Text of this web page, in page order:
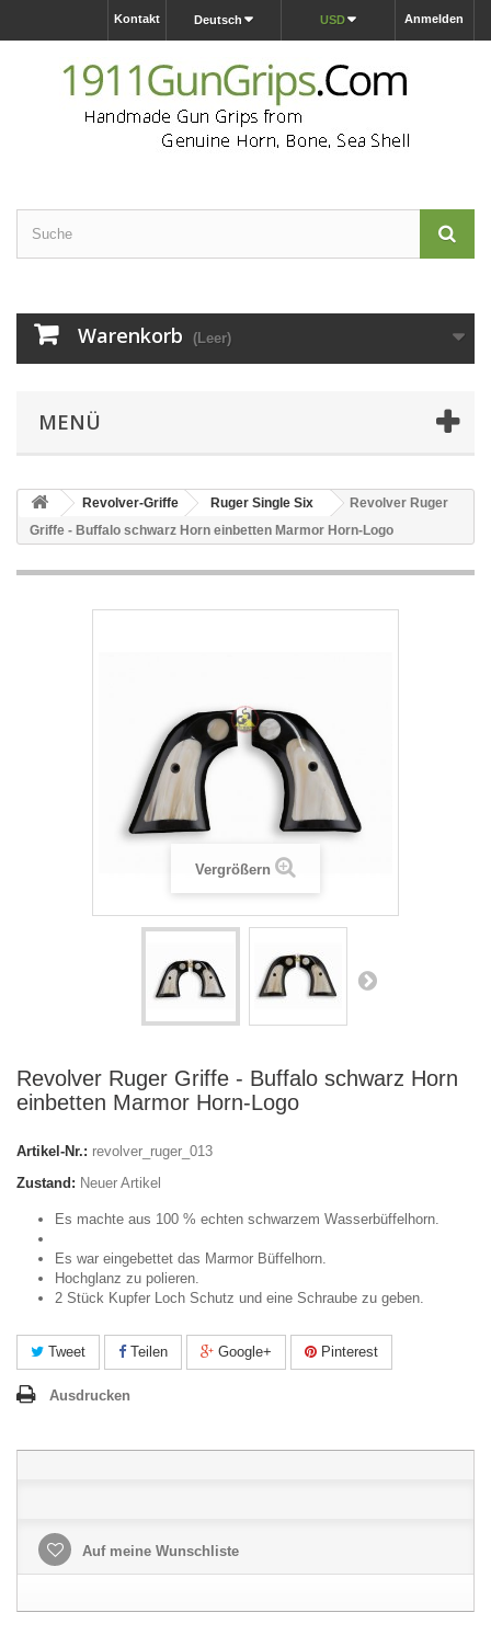
Anmelden
USD
Deutsch
Kontakt
Warenkorb (Leer)
MENÜ
Revolver-Griffe Ruger Single Six
Revolver Ruger
Griffe - Buffalo schwarz Horn einbetten Marmor Horn-Logo
Vergrößern
Revolver Ruger Griffe - Buffalo schwarz Horn
einbetten Marmor Horn-Logo
Artikel-Nr.: revolver_ruger_013
Zustand: Neuer Artikel
Es machte aus 100 % echten schwarzem Wasserbüffelhorn.
Es war eingebettet das Marmor Büffelhorn.
Hochglanz zu polieren.
2 Stück Kupfer Loch Schutz und eine Schraube zu geben.
Tweet Teilen Google+ Pinterest
Ausdrucken
Auf meine Wunschliste